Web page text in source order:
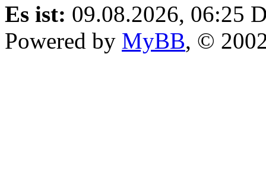
Es ist: 09.08.2026, 06:25
Powered by MyBB, ©